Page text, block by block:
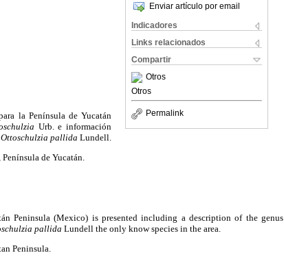
Enviar artículo por email
Indicadores
Links relacionados
Compartir
Otros
Otros
Permalink
la Península de Yucatán
Urb. e información
Ottoschulzia pallida Lundell.
de Yucatán.
Peninsula (Mexico) is presented including a description of the genus
pallida Lundell the only know species in the area.
Peninsula.